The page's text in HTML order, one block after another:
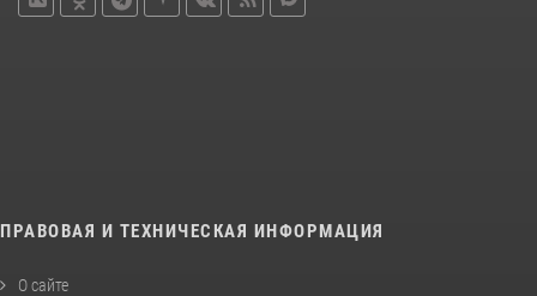
ПРАВОВАЯ И ТЕХНИЧЕСКАЯ ИНФОРМАЦИЯ
О сайте